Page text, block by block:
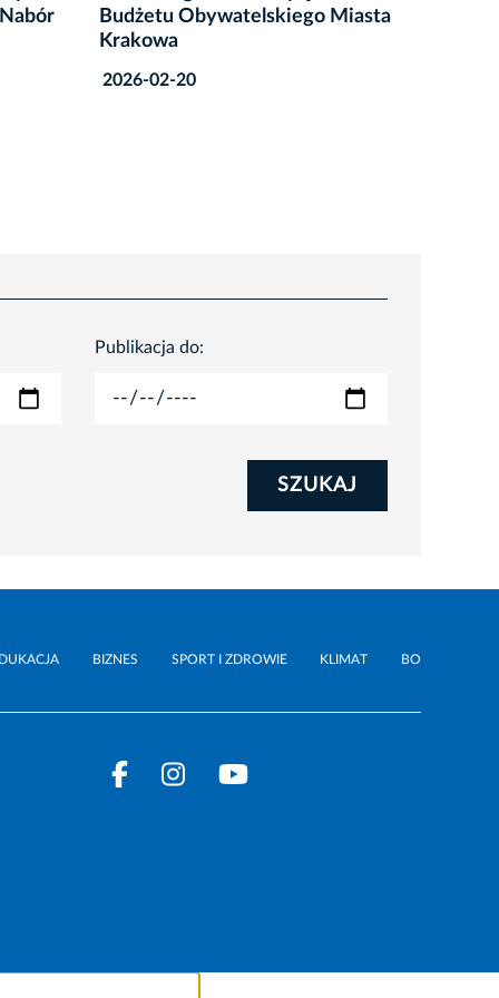
Obywatelskiego Miasta
Krakowa
2026-02-16
Publikacja do:
SZUKAJ
BIZNES SPORT I ZDROWIE KLIMAT BO